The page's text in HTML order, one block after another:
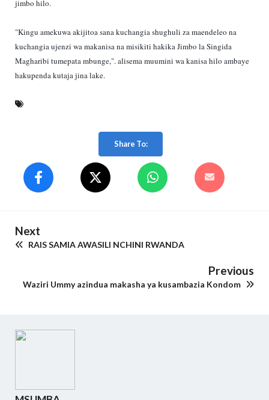
jimbo hilo.
"Kingu amekuwa akijitoa sana kuchangia shughuli za maendeleo na
kuchangia ujenzi wa makanisa na misikiti hakika Jimbo la Singida
Magharibi tumepata mbunge,". alisema muumini wa kanisa hilo ambaye
hakupenda kutaja jina lake.
Share To:
Next
RAIS SAMIA AWASILI NCHINI RWANDA
Previous
Waziri Ummy azindua makasha ya kusambazia Kondom